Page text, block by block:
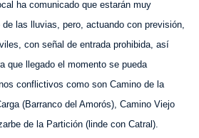
ha comunicado que estarán muy
las lluvias, pero, actuando con previsión,
con señal de entrada prohibida, así
que llegado el momento se pueda
conflictivos como son Camino de la
(Barranco del Amorós), Camino Viejo
de la Partición (linde con Catral).